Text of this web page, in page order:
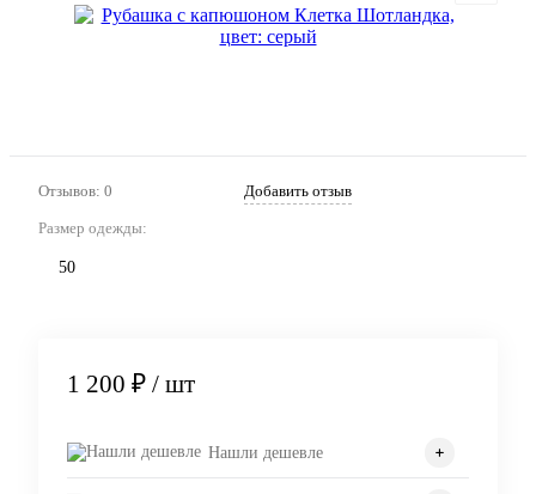
Отзывов: 0 Добавить отзыв
Размер одежды:
50
1 200 ₽ / шт
Нашли дешевле